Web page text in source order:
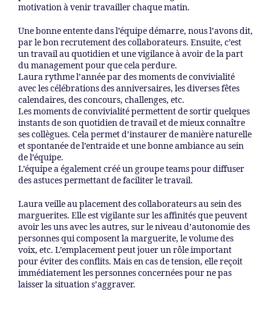
motivation à venir travailler chaque matin.
Une bonne entente dans l’équipe démarre, nous l’avons dit,
par le bon recrutement des collaborateurs. Ensuite, c’est
un travail au quotidien et une vigilance à avoir de la part
du management pour que cela perdure.
Laura rythme l’année par des moments de convivialité
avec les célébrations des anniversaires, les diverses fêtes
calendaires, des concours, challenges, etc.
Les moments de convivialité permettent de sortir quelques
instants de son quotidien de travail et de mieux connaître
ses collègues. Cela permet d’instaurer de manière naturelle
et spontanée de l’entraide et une bonne ambiance au sein
de l’équipe.
L’équipe a également créé un groupe teams pour diffuser
des astuces permettant de faciliter le travail.
Laura veille au placement des collaborateurs au sein des
marguerites. Elle est vigilante sur les affinités que peuvent
avoir les uns avec les autres, sur le niveau d’autonomie des
personnes qui composent la marguerite, le volume des
voix, etc. L’emplacement peut jouer un rôle important
pour éviter des conflits. Mais en cas de tension, elle reçoit
immédiatement les personnes concernées pour ne pas
laisser la situation s’aggraver.